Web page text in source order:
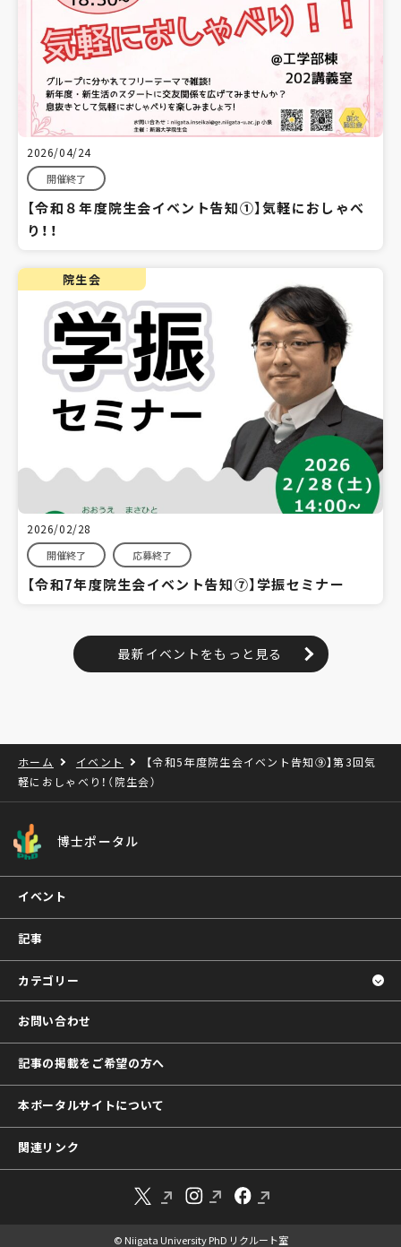
2026/04/24
開催終了
【令和８年度院生会イベント告知①】気軽におしゃべ
り！！
院生会
2026/02/28
開催終了 応募終了
【令和7年度院生会イベント告知⑦】学振セミナー
最新イベントをもっと見る
ホーム イベント
【令和5年度院生会イベント告知⑨】第3回気
軽におしゃべり！（院生会）
博士ポータル
イベント
記事
カテゴリー
お問い合わせ
記事の掲載をご希望の方へ
本ポータルサイトについて
関連リンク
© Niigata University PhD リクルート室